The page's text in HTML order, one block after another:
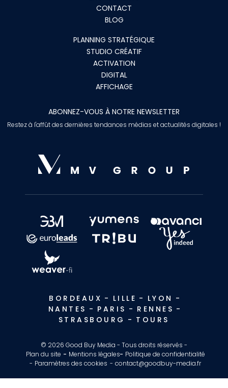
CONTACT
BLOG
PLANNING STRATÉGIQUE
STUDIO CRÉATIF
ACTIVATION
DIGITAL
AFFICHAGE
ABONNEZ-VOUS À NOTRE NEWSLETTER
Restez à l'affût des dernières tendances médias et actualités digitales !
BORDEAUX - LILLE - LYON -
NANTES - PARIS - RENNES -
STRASBOURG - TOURS
© 2026 Good Buy Media - Tous droits réservés -
Plan du site
Mentions légales
Politique de confidentialité
Paramètres des cookies
contact@goodbuy-media.fr